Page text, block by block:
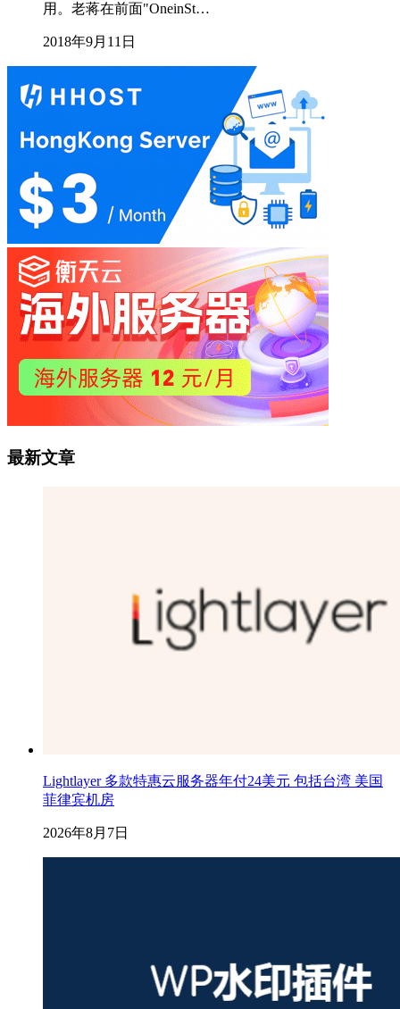
用。老蒋在前面"OneinSt…
2018年9月11日
最新文章
Lightlayer 多款特惠云服务器年付24美元 包括台湾 美国
菲律宾机房
2026年8月7日